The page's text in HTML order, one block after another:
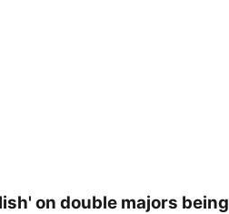
on double majors being